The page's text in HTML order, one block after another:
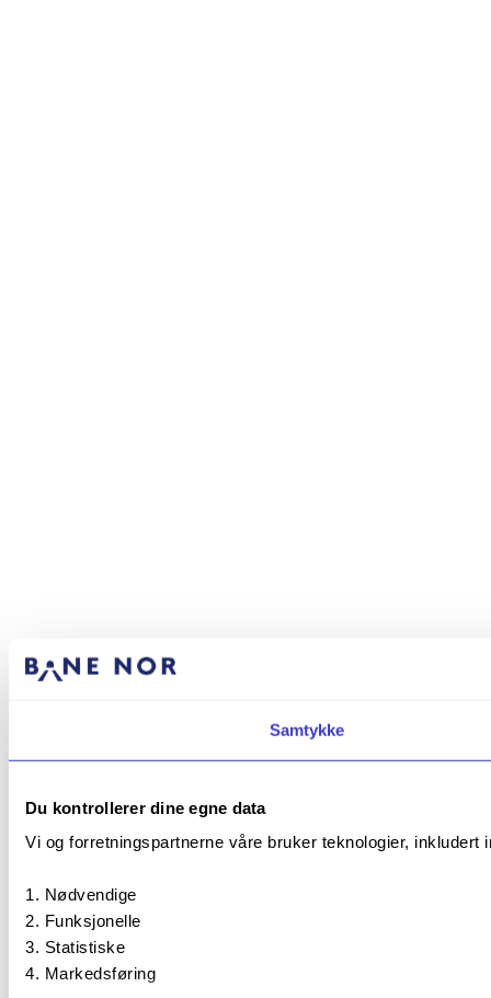
Samtykke
Du kontrollerer dine egne data
Vi og forretningspartnerne våre bruker teknologier,
Nødvendige
Funksjonelle
Statistiske
Markedsføring